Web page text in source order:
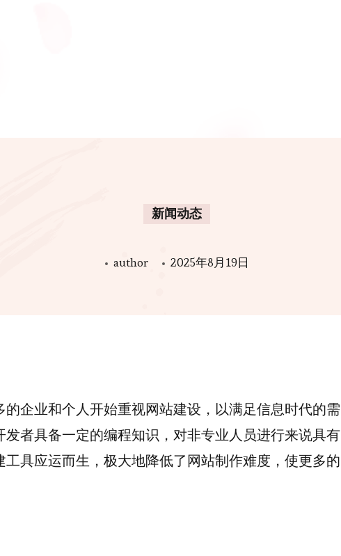
新闻动态
author 2025年8月19日
企业和个人开始重视网站建设，以满足信息时代的需
者具备一定的编程知识，对非专业人员进行来说具有
具应运而生，极大地降低了网站制作难度，使更多的